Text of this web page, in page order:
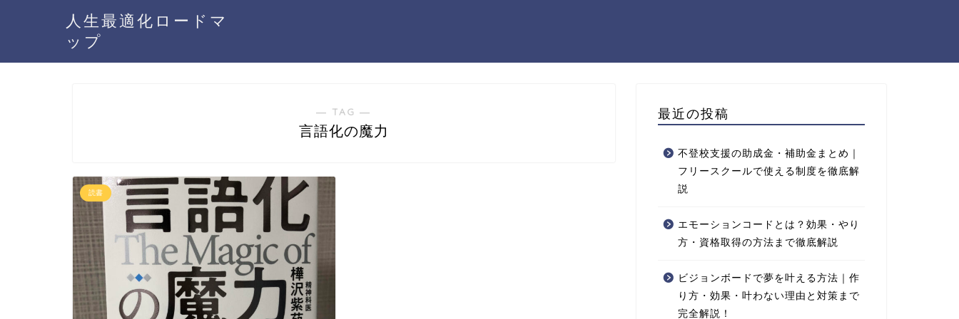
人生最適化ロードマ
ップ
― TAG ―
言語化の魔力
読書
最近の投稿
不登校支援の助成金・補助金まとめ｜
フリースクールで使える制度を徹底解
説
エモーションコードとは？効果・やり
方・資格取得の方法まで徹底解説
ビジョンボードで夢を叶える方法｜作
り方・効果・叶わない理由と対策まで
完全解説！